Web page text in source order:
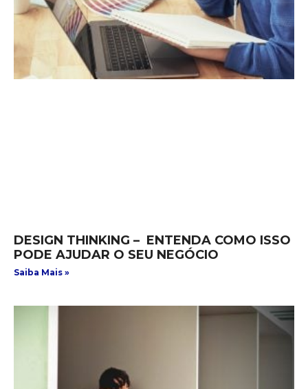
DESIGN THINKING – ENTENDA COMO ISSO
PODE AJUDAR O SEU NEGÓCIO
Saiba Mais »